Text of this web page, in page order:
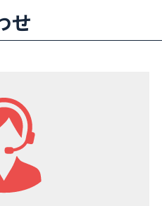
せ